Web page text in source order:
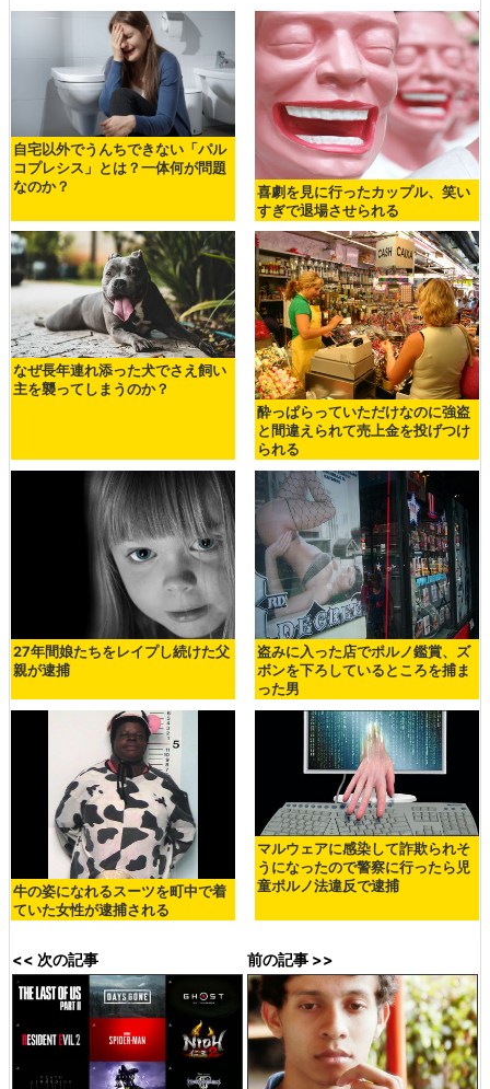
自宅以外でうんちできない「パル
コプレシス」とは？一体何が問題
なのか？
喜劇を見に行ったカップル、笑い
すぎで退場させられる
なぜ長年連れ添った犬でさえ飼い
主を襲ってしまうのか？
酔っぱらっていただけなのに強盗
と間違えられて売上金を投げつけ
られる
27年間娘たちをレイプし続けた父
親が逮捕
盗みに入った店でポルノ鑑賞、ズ
ボンを下ろしているところを捕ま
った男
牛の姿になれるスーツを町中で着
ていた女性が逮捕される
マルウェアに感染して詐欺られそ
うになったので警察に行ったら児
童ポルノ法違反で逮捕
<< 次の記事 前の記事 >>